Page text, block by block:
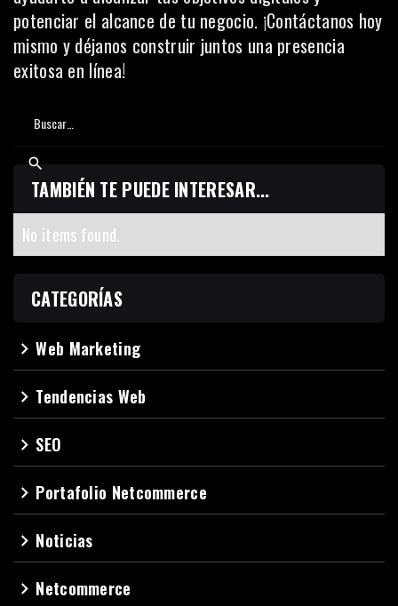
potenciar el alcance de tu negocio. ¡Contáctanos hoy
mismo y déjanos construir juntos una presencia
exitosa en línea!
TAMBIÉN TE PUEDE INTERESAR...
No items found.
CATEGORÍAS
navigate_nextWeb Marketing
navigate_next Tendencias Web
navigate_next SEO
navigate_next Portafolio Netcommerce
navigate_next Noticias
navigate_next Netcommerce